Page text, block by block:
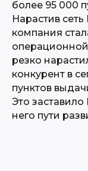
более 95 000
Нарастив
компания
операционной
резко
конкурент в
пунктов
Это
него пути